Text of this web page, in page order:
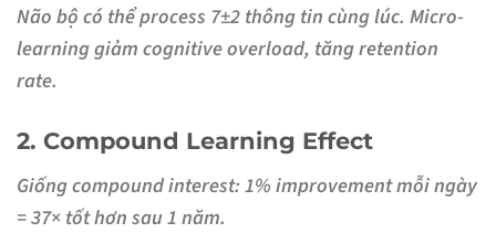
Não bộ có thể process 7±2 thông tin cùng lúc. Micro-
learning giảm cognitive overload, tăng retention
rate.
2. Compound Learning Effect
Giống compound interest: 1% improvement mỗi ngày
= 37× tốt hơn sau 1 năm.